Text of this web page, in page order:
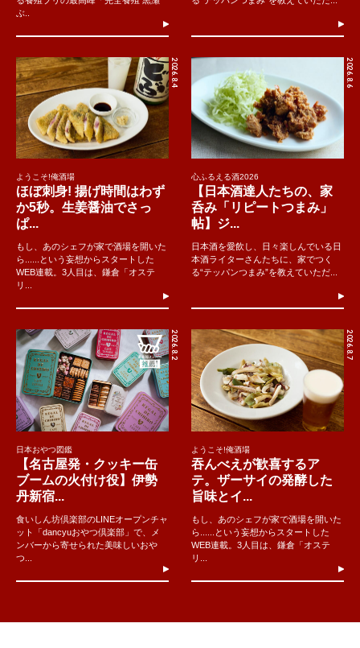
ぶ..
2026.8.4
ようこそ!俺酒場
ほぼ刺身! 揚げ時間はわず
か5秒。生姜醤油でさっ
ぱ...
もし、あのシェフが家で酒場を開いた
ら......という妄想からスタートした
WEB連載。3人目は、鎌倉「オステ
リ...
2026.8.6
心ふるえる酒2026
【日本酒達人たちの、家
呑み「リピートつまみ」
帖】ジ...
日本酒を愛飲し、日々楽しんでいる日
本酒ライターさんたちに、家でつく
る“テッパンつまみ”を教えていただ...
2026.8.2
日本おやつ図鑑
【名古屋発・クッキー缶
ブームの火付け役】伊勢
丹新宿...
食いしん坊倶楽部のLINEオープンチャ
ット「dancyuおやつ倶楽部」で、メ
ンバーから寄せられた美味しいおや
つ...
2026.8.7
ようこそ!俺酒場
吞んべえが歓喜するア
テ。ザーサイの発酵した
旨味とイ...
もし、あのシェフが家で酒場を開いた
ら......という妄想からスタートした
WEB連載。3人目は、鎌倉「オステ
リ...